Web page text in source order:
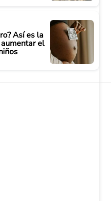
Así es la
el